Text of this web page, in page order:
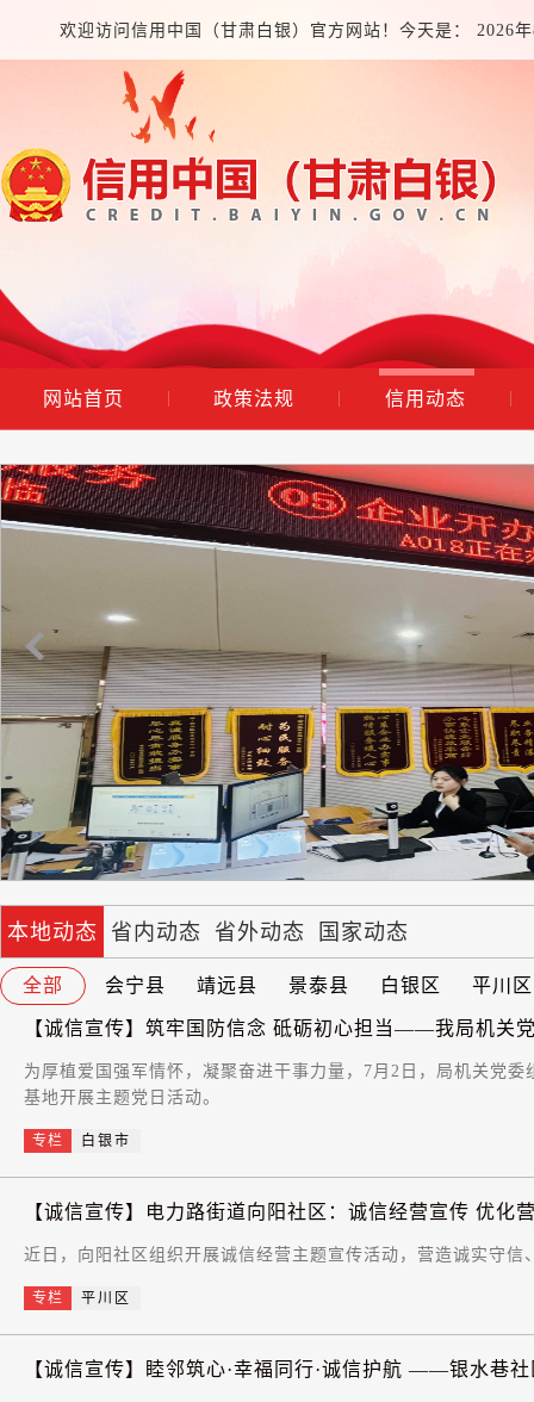
欢迎访问信用中国（甘肃白银）官方网站！今天是： 2026
网站首页 政策法规 信用动态
市场监管总局：一季度全
主体509.8万户
近日，国家市场监督管理总局公
2026年第一季度，全国新设经营
户。其中，新设企业207.4万户
户301.4万户
本地动态 省内动态 省外动态 国家动态
全部 会宁县 靖远县 景泰县 白银区 平川区
【诚信宣传】筑牢国防信念 砥砺初心担当——我局机关
为厚植爱国强军情怀，凝聚奋进干事力量，7月2日，局机关党
基地开展主题党日活动。
专栏 白银市
【诚信宣传】电力路街道向阳社区：诚信经营宣传 优化
近日，向阳社区组织开展诚信经营主题宣传活动，营造诚实守信
专栏 平川区
【诚信宣传】睦邻筑心·幸福同行·诚信护航 ——银水巷